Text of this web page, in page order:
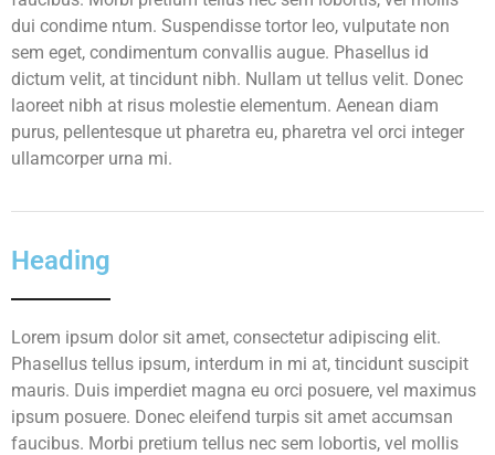
dui condime ntum. Suspendisse tortor leo, vulputate non
sem eget, condimentum convallis augue. Phasellus id
dictum velit, at tincidunt nibh. Nullam ut tellus velit. Donec
laoreet nibh at risus molestie elementum. Aenean diam
purus, pellentesque ut pharetra eu, pharetra vel orci integer
ullamcorper urna mi.
Heading
Lorem ipsum dolor sit amet, consectetur adipiscing elit.
Phasellus tellus ipsum, interdum in mi at, tincidunt suscipit
mauris. Duis imperdiet magna eu orci posuere, vel maximus
ipsum posuere. Donec eleifend turpis sit amet accumsan
faucibus. Morbi pretium tellus nec sem lobortis, vel mollis